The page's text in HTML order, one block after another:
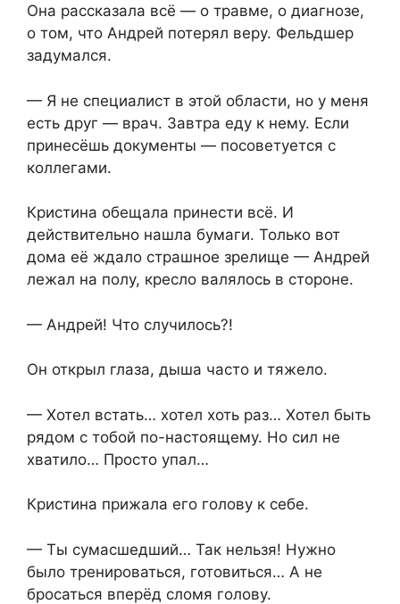
Она рассказала всё — о травме, о диагнозе,
о том, что Андрей потерял веру. Фельдшер
задумался.
— Я не специалист в этой области, но у меня
есть друг — врач. Завтра еду к нему. Если
принесёшь документы — посоветуется с
коллегами.
Кристина обещала принести всё. И
действительно нашла бумаги. Только вот
дома её ждало страшное зрелище — Андрей
лежал на полу, кресло валялось в стороне.
— Андрей! Что случилось?!
Он открыл глаза, дыша часто и тяжело.
— Хотел встать… хотел хоть раз… Хотел быть
рядом с тобой по-настоящему. Но сил не
хватило… Просто упал…
Кристина прижала его голову к себе.
— Ты сумасшедший… Так нельзя! Нужно
было тренироваться, готовиться… А не
бросаться вперёд сломя голову.